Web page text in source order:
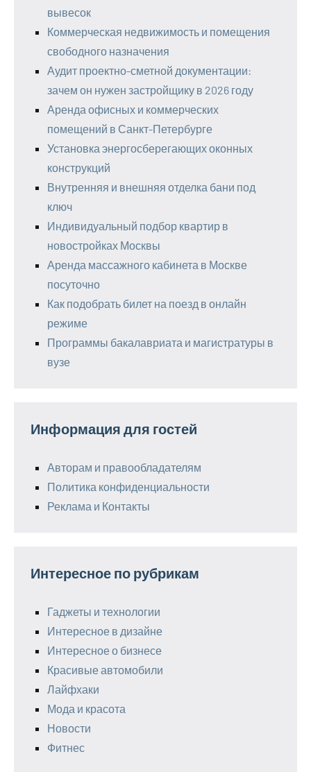
вывесок
Коммерческая недвижимость и помещения
свободного назначения
Аудит проектно-сметной документации:
зачем он нужен застройщику в 2026 году
Аренда офисных и коммерческих
помещений в Санкт-Петербурге
Установка энергосберегающих оконных
конструкций
Внутренняя и внешняя отделка бани под
ключ
Индивидуальный подбор квартир в
новостройках Москвы
Аренда массажного кабинета в Москве
посуточно
Как подобрать билет на поезд в онлайн
режиме
Программы бакалавриата и магистратуры в
вузе
Информация для гостей
Авторам и правообладателям
Политика конфиденциальности
Реклама и Контакты
Интересное по рубрикам
Гаджеты и технологии
Интересное в дизайне
Интересное о бизнесе
Красивые автомобили
Лайфхаки
Мода и красота
Новости
Фитнес